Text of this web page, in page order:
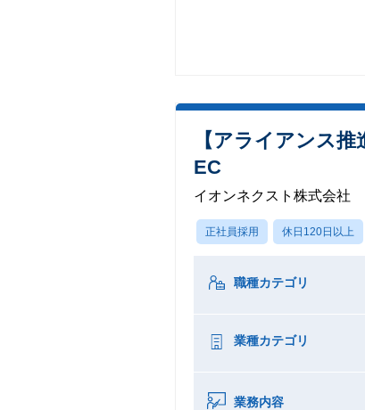
【アライアンス
EC
イオンネクスト株式会社
正社員採用 休日120日以上
職種カテゴリ
業種カテゴリ
業務内容